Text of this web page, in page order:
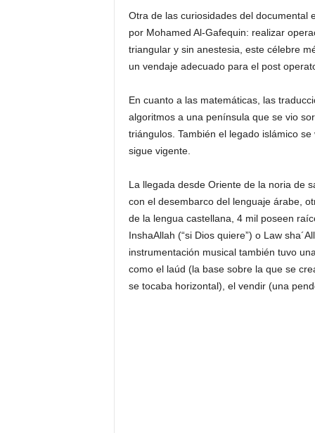
Otra de las curiosidades del documental
por Mohamed Al-Gafequin: realizar
triangular y sin anestesia, este célebre
un vendaje adecuado para el post
En cuanto a las matemáticas, las
algoritmos a una península que se vio
triángulos. También el legado islámico
sigue vigente.
La llegada desde Oriente de la noria de
con el desembarco del lenguaje árabe,
de la lengua castellana, 4 mil poseen
InshaAllah (“si Dios quiere”) o Law
instrumentación musical también tuvo
como el laúd (la base sobre la que se
se tocaba horizontal), el vendir (una